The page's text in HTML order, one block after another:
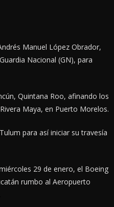
Manuel López Obrador,
Nacional (GN), para
Quintana Roo, afinando los
Maya, en Puerto Morelos.
para así iniciar su travesía
29 de enero, el Boeing
rumbo al Aeropuerto